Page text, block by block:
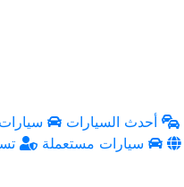
أحدث السيارات
سيارات مستعملة